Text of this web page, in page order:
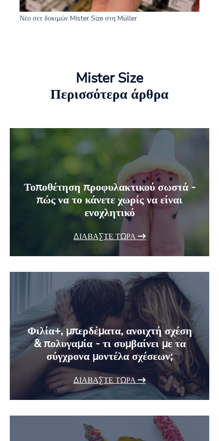
Νέο σετ δοκιμών Mister Size στη Müller
Mister Size
Περισσότερα άρθρα
Τοποθέτηση προφυλακτικού σωστά -
πώς να το κάνετε χωρίς να είναι
ενοχλητικό
ΔΙΑΒΆΣΤΕ ΤΏΡΑ
Φιλία+, μπερδέματα, ανοιχτή σχέση
& πολυγαμία - τι συμβαίνει με τα
σύγχρονα μοντέλα σχέσεων;
ΔΙΑΒΆΣΤΕ ΤΏΡΑ